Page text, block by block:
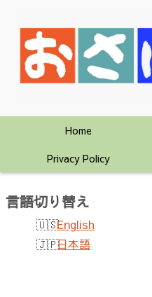
Home
Privacy Policy
言語切り替え
English
日本語